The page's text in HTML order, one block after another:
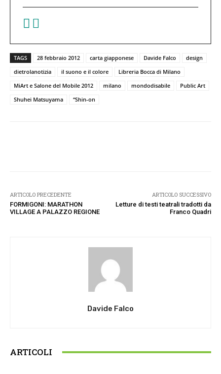
TAGS 28 febbraio 2012 carta giapponese Davide Falco
design
dietrolanotizia
il suono e il colore
Libreria Bocca di Milano
MiArt e Salone del Mobile 2012
milano mondodisabile
Public Art
Shuhei Matsuyama
“Shin-on
ARTICOLO PRECEDENTE
FORMIGONI: MARATHON
VILLAGE A PALAZZO REGIONE
ARTICOLO SUCCESSIVO
Letture di testi teatrali tradotti da
Franco Quadri
Davide Falco
ARTICOLI